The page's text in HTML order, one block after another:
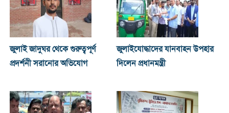
জুলাই জাদুঘর থেকে গুরুত্বপূর্ণ
প্রদর্শনী সরানোর অভিযোগ
জুলাইযোদ্ধাদের যানবাহন উপহার
দিলেন প্রধানমন্ত্রী